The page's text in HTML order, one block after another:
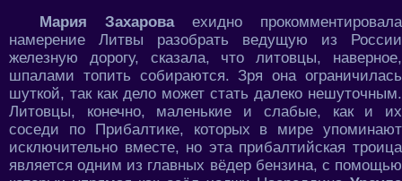
Мария Захароваехидно прокомментировала
намерение Литвы разобрать ведущую из России
железную дорогу, сказала, что литовцы, наверное,
шпалами топить собираются. Зря она ограничилась
шуткой, так как дело может стать далеко нешуточным.
Литовцы, конечно, маленькие и слабые, как и их
соседи по Прибалтике, которых в мире упоминают
исключительно вместе, но эта прибалтийская троица
является одним из главных вёдер бензина, с помощью